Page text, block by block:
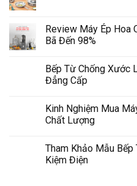
Review Máy Ép Hoa
Bã Đến 98%
Bếp Từ Chống Xước
Đẳng Cấp
Kinh Nghiệm Mua
Chất Lượng
Tham Khảo Mẫu Bếp
Kiệm Điện